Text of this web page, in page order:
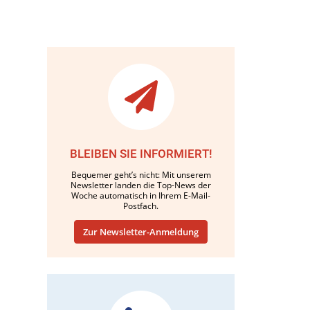
BLEIBEN SIE INFORMIERT!
Bequemer geht’s nicht: Mit unserem
Newsletter landen die Top-News der
Woche automatisch in Ihrem E-Mail-
Postfach.
Zur Newsletter-Anmeldung